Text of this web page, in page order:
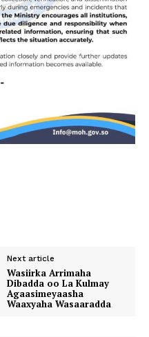
Next article
Wasiirka Arrimaha
Dibadda oo La Kulmay
Agaasimeyaasha
Waaxyaha Wasaaradda